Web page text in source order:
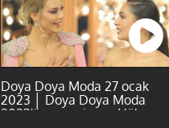
Doya Doya Moda 27 ocak
2023 │ Doya Doya Moda
2023'ün şampiyonu Hülya